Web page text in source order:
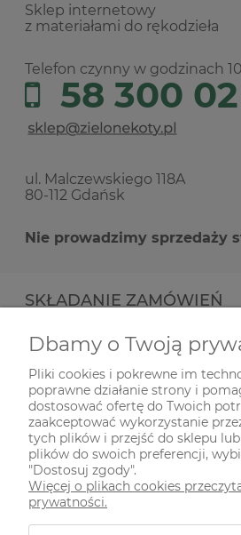
Sklep internetowy
z materiałami do rękodzieła
Telefon czynny w godzinach
58 300
ul. Malczewskiego 118A
80-112 Gdańsk
Nie prowadzimy sprzedaży
SKŁADANIE ZAMÓWIEŃ
INFORMACJE
ODWIEDŹ NAS NA
Dbamy o Twoją
Pliki cookies i pokrewne im
poprawne działanie strony i
dostosować ofertę do Twoich
zaakceptować wykorzystanie
tych plików i przejść do sklepu
plików do swoich preferencji,
"Dostosuj zgody".
Więcej o plikach cookies
prywatności.